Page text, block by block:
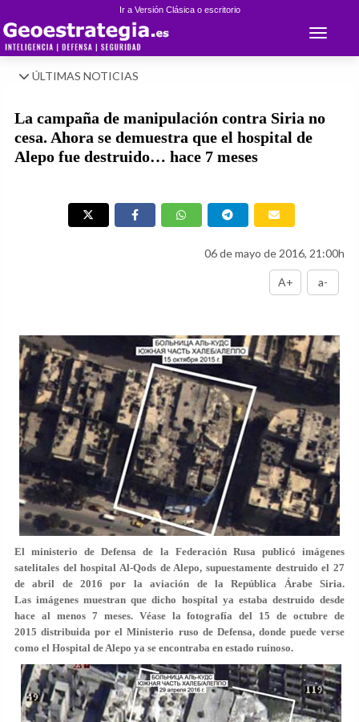
Ir a Versión Clásica o escritorio
Toggle
ÚLTIMAS NOTICIAS
La campaña de manipulación contra Siria no
cesa. Ahora se demuestra que el hospital de
Alepo fue destruido… hace 7 meses
06 de mayo de 2016, 21:00h
A+ a-
El ministerio de Defensa de la Federación Rusa publicó imágenes
satelitales del hospital Al-Qods de Alepo, supuestamente destruido el 27
de abril de 2016 por la aviación de la República Árabe Siria.
Las imágenes muestran que dicho hospital ya estaba destruido desde
hace al menos 7 meses. Véase la fotografía del 15 de octubre de
2015 distribuida por el Ministerio ruso de Defensa, donde puede verse
como el Hospital de Alepo ya se encontraba en estado ruinoso.